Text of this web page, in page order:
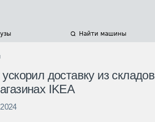
Найти машины
доставку из складов
IKEA